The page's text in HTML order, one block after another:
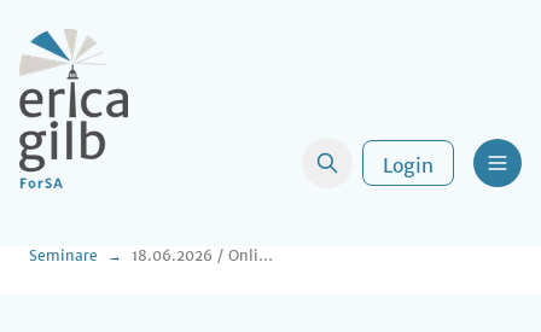
Login
Seminare 18.06.2026 / Online Stammtisch im Baurecht: kompakt, aktuell, relevant